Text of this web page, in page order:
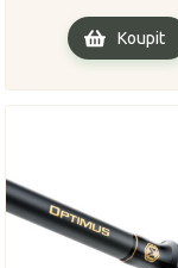
Koupit